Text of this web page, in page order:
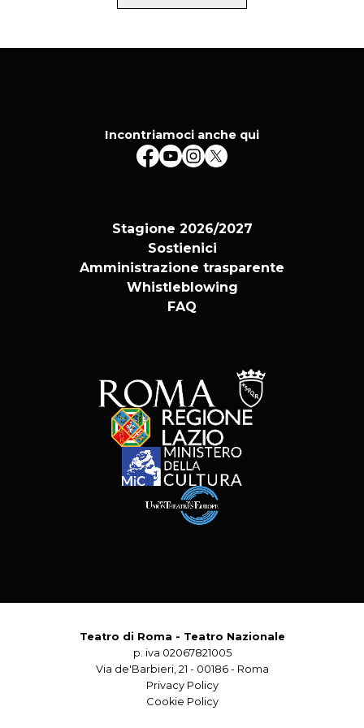
Incontriamoci anche qui
Stagione 2026/2027
Sostienici
Amministrazione trasparente
Whistleblowing
FAQ
Teatro di Roma - Teatro Nazionale
p. iva 02067821005
Via de'Barbieri, 21 - 00186 - Roma
Privacy Policy
Cookie Policy